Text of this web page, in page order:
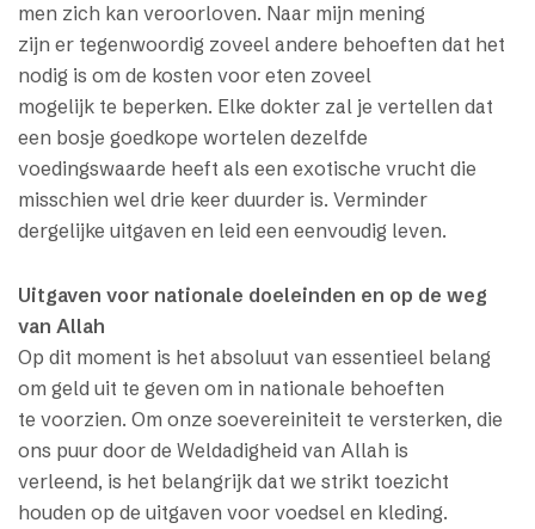
men zich kan veroorloven. Naar mijn mening
zijn er tegenwoordig zoveel andere behoeften dat het
nodig is om de kosten voor eten zoveel
mogelijk te beperken. Elke dokter zal je vertellen dat
een bosje goedkope wortelen dezelfde
voedingswaarde heeft als een exotische vrucht die
misschien wel drie keer duurder is. Verminder
dergelijke uitgaven en leid een eenvoudig leven.
Uitgaven voor nationale doeleinden en op de weg
van Allah
Op dit moment is het absoluut van essentieel belang
om geld uit te geven om in nationale behoeften
te voorzien. Om onze soevereiniteit te versterken, die
ons puur door de Weldadigheid van Allah is
verleend, is het belangrijk dat we strikt toezicht
houden op de uitgaven voor voedsel en kleding.